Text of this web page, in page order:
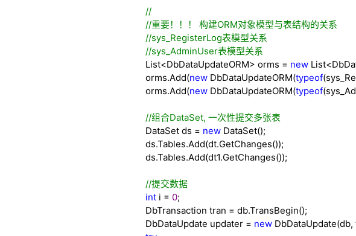
//
//重要！！！ 构建ORM对象模型与表结构的关系
//sys_RegisterLog表模型关系
//sys_AdminUser表模型关系
List<DbDataUpdateORM> orms = new List<
orms.Add(new DbDataUpdateORM(typeof
orms.Add(new DbDataUpdateORM(typeof
//组合DataSet, 一次性提交多张表
DataSet ds = new DataSet();
ds.Tables.Add(dt.GetChanges());
ds.Tables.Add(dt1.GetChanges());
//提交数据
int i = 0;
DbTransaction tran = db.TransBegin();
DbDataUpdate updater = new DbDataUpdate(db,